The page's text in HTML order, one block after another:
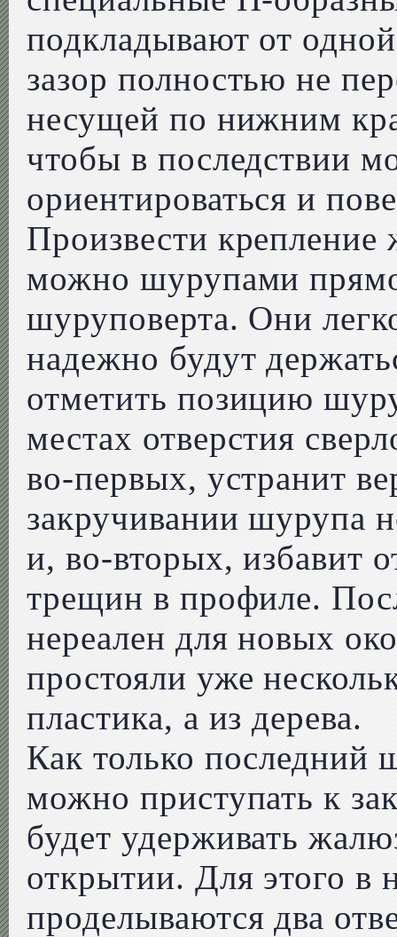
подкладывают от
зазор полностью не
несущей по нижним
чтобы в последствии
ориентироваться и
Произвести
можно шурупами
шуруповерта. Они
надежно будут
отметить позицию
местах отверстия
во-первых, устранит
закручивании шурупа
и, во-вторых, избавит
трещин в профиле.
нереален для новых
простояли уже
пластика, а из дерева.
Как только последний
можно приступать к
будет удерживать
открытии. Для этого в
проделываются два